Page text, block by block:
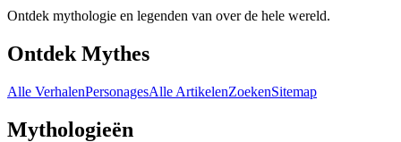
Ontdek mythologie en legenden van over de hele wereld.
Ontdek Mythes
Alle VerhalenPersonagesAlle ArtikelenZoekenSitemap
Mythologieën